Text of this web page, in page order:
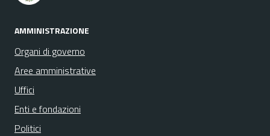
AMMINISTRAZIONE
Organi di governo
Aree amministrative
Uffici
Enti e fondazioni
Politici